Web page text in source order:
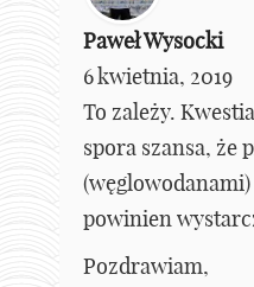
Paweł Wysocki
6 kwietnia, 2019
To zależy.
spora szansa, że
powinien
Pozdrawiam,